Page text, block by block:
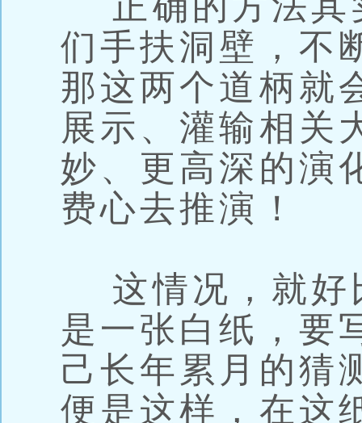
们手扶洞壁，不
那这两个道柄就
展示、灌输相关
妙、更高深的演
费心去推演！
这情况，就好
是一张白纸，要
己长年累月的猜
便是这样，在这